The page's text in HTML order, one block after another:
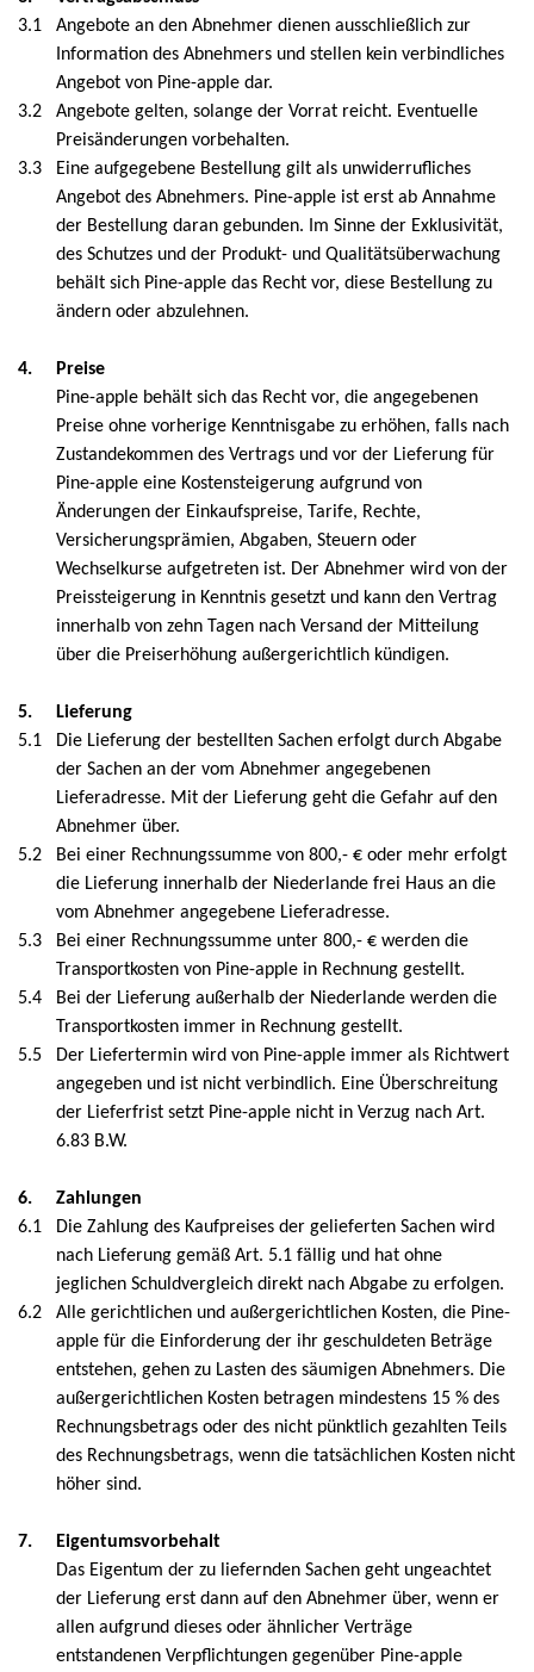
PO Tea Slim Thermos
Super Scooper
3.1
Angebote an den Abnehmer dienen ausschließlich zur
Information des Abnehmers und stellen kein verbindliches
Angebot von Pine-apple dar.
3.2
Angebote gelten, solange der Vorrat reicht. Eventuelle
Preisänderungen vorbehalten.
3.3
Eine aufgegebene Bestellung gilt als unwiderrufliches
Angebot des Abnehmers. Pine-apple ist erst ab Annahme
der Bestellung daran gebunden. Im Sinne der Exklusivität,
des Schutzes und der Produkt- und Qualitätsüberwachung
behält sich Pine-apple das Recht vor, diese Bestellung zu
ändern oder abzulehnen.
4.
Preise
Pine-apple behält sich das Recht vor, die angegebenen
Preise ohne vorherige Kenntnisgabe zu erhöhen, falls nach
Zustandekommen des Vertrags und vor der Lieferung für
Pine-apple eine Kostensteigerung aufgrund von
Änderungen der Einkaufspreise, Tarife, Rechte,
Versicherungsprämien, Abgaben, Steuern oder
Wechselkurse aufgetreten ist. Der Abnehmer wird von der
Preissteigerung in Kenntnis gesetzt und kann den Vertrag
innerhalb von zehn Tagen nach Versand der Mitteilung
über die Preiserhöhung außergerichtlich kündigen.
5.
Lieferung
5.1
Die Lieferung der bestellten Sachen erfolgt durch Abgabe
der Sachen an der vom Abnehmer angegebenen
Lieferadresse. Mit der Lieferung geht die Gefahr auf den
Abnehmer über.
5.2
Bei einer Rechnungssumme von 800,- € oder mehr erfolgt
die Lieferung innerhalb der Niederlande frei Haus an die
vom Abnehmer angegebene Lieferadresse.
5.3
Bei einer Rechnungssumme unter 800,- € werden die
Transportkosten von Pine-apple in Rechnung gestellt.
5.4
Bei der Lieferung außerhalb der Niederlande werden die
Transportkosten immer in Rechnung gestellt.
5.5
Der Liefertermin wird von Pine-apple immer als Richtwert
angegeben und ist nicht verbindlich. Eine Überschreitung
der Lieferfrist setzt Pine-apple nicht in Verzug nach Art.
6.83 B.W.
6.
Zahlungen
6.1
Die Zahlung des Kaufpreises der gelieferten Sachen wird
nach Lieferung gemäß Art. 5.1 fällig und hat ohne
jeglichen Schuldvergleich direkt nach Abgabe zu erfolgen.
6.2
Alle gerichtlichen und außergerichtlichen Kosten, die Pine-
apple für die Einforderung der ihr geschuldeten Beträge
entstehen, gehen zu Lasten des säumigen Abnehmers. Die
außergerichtlichen Kosten betragen mindestens 15 % des
Rechnungsbetrags oder des nicht pünktlich gezahlten Teils
des Rechnungsbetrags, wenn die tatsächlichen Kosten nicht
höher sind.
7.
Eigentumsvorbehalt
Das Eigentum der zu liefernden Sachen geht ungeachtet
der Lieferung erst dann auf den Abnehmer über, wenn er
allen aufgrund dieses oder ähnlicher Verträge
entstandenen Verpflichtungen gegenüber Pine-apple